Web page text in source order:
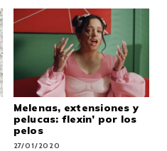
Melenas, extensiones y
pelucas: flexin’ por los
pelos
27/01/2020